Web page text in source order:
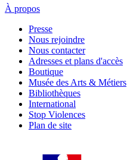
À propos
Presse
Nous rejoindre
Nous contacter
Adresses et plans d'accès
Boutique
Musée des Arts & Métiers
Bibliothèques
International
Stop Violences
Plan de site